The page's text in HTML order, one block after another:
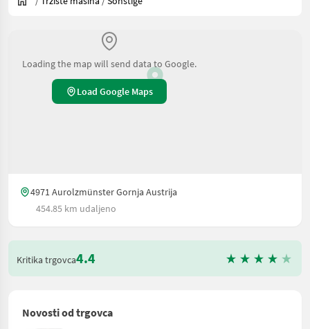
Loading the map will send data to Google.
Load Google Maps
4971 Aurolzmünster Gornja Austrija
454.85 km udaljeno
Kritika trgovca4.4
Novosti od trgovca